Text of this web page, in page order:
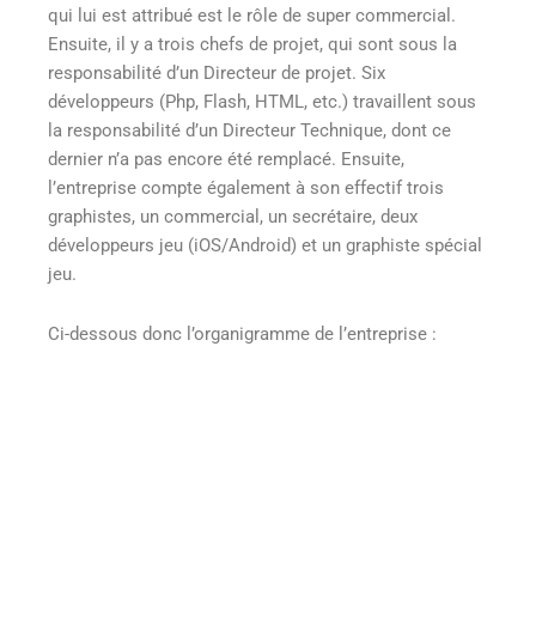
qui lui est attribué est le rôle de super commercial.
Ensuite, il y a trois chefs de projet, qui sont sous la
responsabilité d’un Directeur de projet. Six
développeurs (Php, Flash, HTML, etc.) travaillent sous
la responsabilité d’un Directeur Technique, dont ce
dernier n’a pas encore été remplacé. Ensuite,
l’entreprise compte également à son effectif trois
graphistes, un commercial, un secrétaire, deux
développeurs jeu (iOS/Android) et un graphiste spécial
jeu.
Ci-dessous donc l’organigramme de l’entreprise :